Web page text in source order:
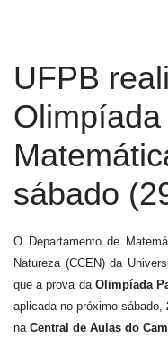
UFPB
sábado
O Departamento de
Natureza (CCEN) da
que a prova da Olimpíada
aplicada no próximo sábado,
na Central de Aulas do